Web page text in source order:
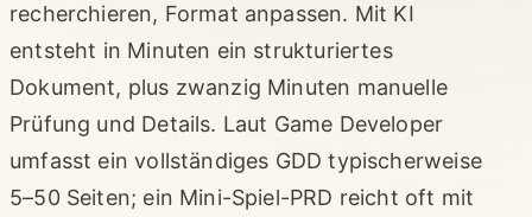
recherchieren, Format anpassen. Mit KI
entsteht in Minuten ein strukturiertes
Dokument, plus zwanzig Minuten manuelle
Prüfung und Details. Laut Game Developer
umfasst ein vollständiges GDD typischerweise
5–50 Seiten; ein Mini-Spiel-PRD reicht oft mit